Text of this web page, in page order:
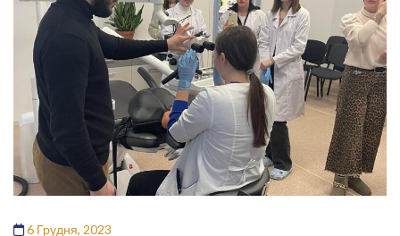
6 Грудня, 2023